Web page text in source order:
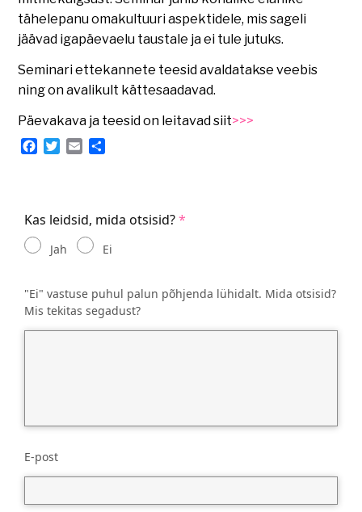
tähelepanu omakultuuri aspektidele, mis sageli
jäävad igapäevaelu taustale ja ei tule jutuks.
Seminari ettekannete teesid avaldatakse veebis
ning on avalikult kättesaadavad.
Päevakava ja teesid on leitavad siit>>>
Facebook
Twitter
Email
Kas leidsid, mida otsisid?
Jah Ei
"Ei" vastuse puhul palun põhjenda lühidalt. Mida otsisid?
Mis tekitas segadust?
E-post